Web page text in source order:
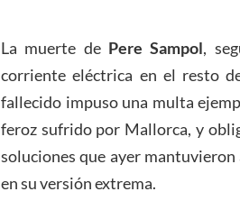
La muerte de Pere Sampol,
corriente eléctrica en el resto
fallecido impuso una multa
feroz sufrido por Mallorca, y
soluciones que ayer mantuvieron
en su versión extrema.